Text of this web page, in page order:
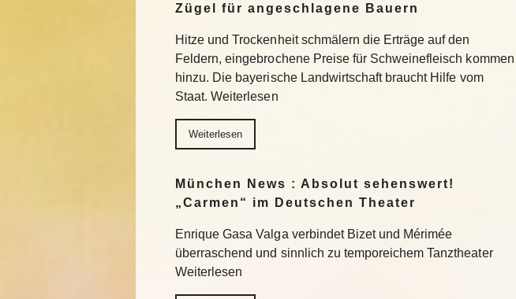
Zügel für angeschlagene Bauern
Hitze und Trockenheit schmälern die Erträge auf den
Feldern, eingebrochene Preise für Schweinefleisch kommen
hinzu. Die bayerische Landwirtschaft braucht Hilfe vom
Staat. Weiterlesen
Weiterlesen
München News : Absolut sehenswert!
„Carmen“ im Deutschen Theater
Enrique Gasa Valga verbindet Bizet und Mérimée
überraschend und sinnlich zu temporeichem Tanztheater
Weiterlesen